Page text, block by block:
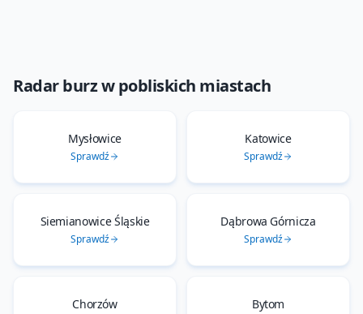
Radar burzw pobliskich miastach
Mysłowice
Sprawdź
Katowice
Sprawdź
Siemianowice Śląskie
Sprawdź
Dąbrowa Górnicza
Sprawdź
Chorzów Bytom